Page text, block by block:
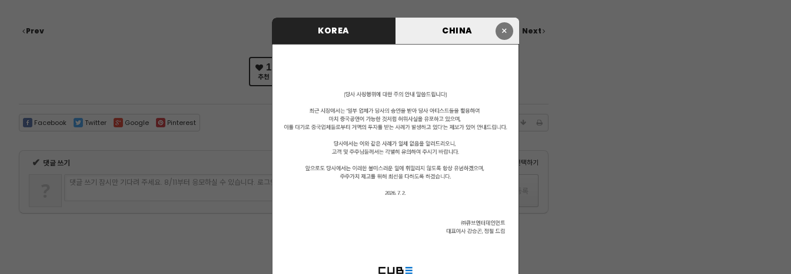
×
KOREA CHINA
Prev Next
1
추천
Facebook Twitter Google Pinterest
✔ 댓글 쓰기 에디터 선택하기
댓글 쓰기 잠시만 기다려 주세요. 8/11부터 응모하실 수 있습니다. 로그인 하시겠습니까?